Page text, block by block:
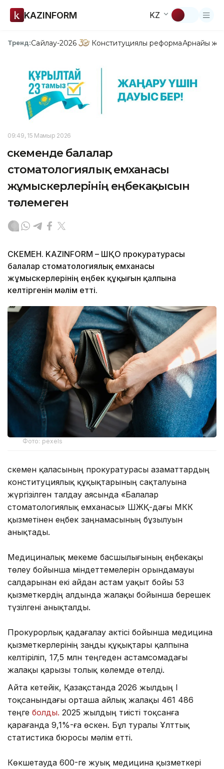
KAZINFORM KZ
Тренд:Сайлау-2026 Конституциялық реформаАрнайы
09:49, 15 Мамыр 2026
Өскеменде балалар
стоматологиялық емханасы
жұмыскерлерінің еңбекақысын
төлемеген
ӨСКЕМЕН. KAZINFORM – ШҚО прокуратурасы
балалар стоматологиялық емханасы
жұмыскерлерінің еңбек құқығын қалпына
келтіргенін мәлім етті.
Фото: pexels
Өскемен қаласының прокуратурасы азаматтардың
конституциялық құқықтарының сақталуына
жүргізілген талдау аясында «Балалар
стоматологиялық емханасы» ШЖҚ-дағы МКК
қызметінен еңбек заңнамасының бұзылуын
анықтады.
Медициналық мекеме басшылығының еңбекақы
төлеу бойынша міндеттемелерін орындамауы
салдарынан екі айдан астам уақыт бойы 53
қызметкердің алдында жалақы бойынша берешек
түзілгені анықталды.
Прокурорлық қадағалау актісі бойынша медицина
қызметкерлерінің заңды құқықтары қалпына
келтіріліп, 17,5 млн теңгеден астамсомадағы
жалақы қарызы толық көлемде өтелді.
Айта кетейік, Қазақстанда 2026 жылдың I
тоқсанындағы орташа айлық жалақы 461 486
теңге болды. 2025 жылдың тиісті тоқсанға
қарағанда 9,1%-ға өскен. Бұл туралы Ұлттық
статистика бюросы мәлім етті.
Көкшетауда 600-ге жуық медицина қызметкері